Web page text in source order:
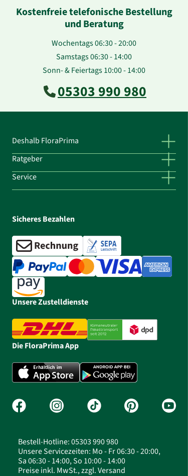
Kostenfreie telefonische Bestellung
und Beratung
Wochentags 06:30 - 20:00
Samstags 06:30 - 14:00
Sonn- & Feiertags 10:00 - 14:00
05303 990 980
Deshalb FloraPrima
Ratgeber
Service
Sicheres Bezahlen
Unsere Zustelldienste
Die FloraPrima App
Bestell-Hotline: 05303 990 980
Unsere Servicezeiten: Mo - Fr 06:30 - 20:00,
Sa 06:30 - 14:00, So 10:00 - 14:00
Preise inkl. MwSt., zzgl. Versand